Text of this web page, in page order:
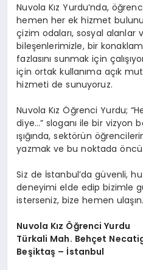
Nuvola Kız Yurdu’nda,
hemen her ek hizmet
çizim odaları, sosyal alanlar
bileşenlerimizle, bir
fazlasını sunmak için
için ortak kullanıma açık
hizmeti de sunuyoruz.
Nuvola Kız Öğrenci Yurdu;
diye…” sloganı ile bir vizyon
ışığında, sektörün
yazmak ve bu noktada
Siz de İstanbul’da güvenli,
deneyimi elde edip bizimle
isterseniz, bize hemen ulaşın.
Nuvola Kız Öğrenci Yurdu
Türkali Mah. Behçet
Beşiktaş – İstanbul